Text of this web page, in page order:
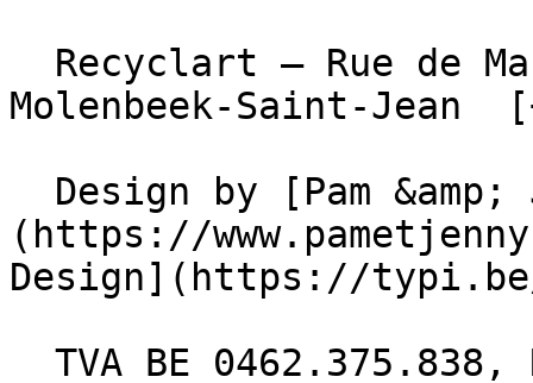
Molenbeek-Saint-
(https://
Design](https://